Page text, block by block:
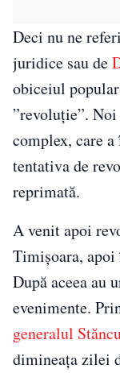
Deci nu ne
juridice sau de
obiceiul
”revoluție”. Noi
complex, care
tentativa de
reprimată.
A venit apoi
Timișoara,
După aceea au
evenimente.
generalul
dimineața zilei